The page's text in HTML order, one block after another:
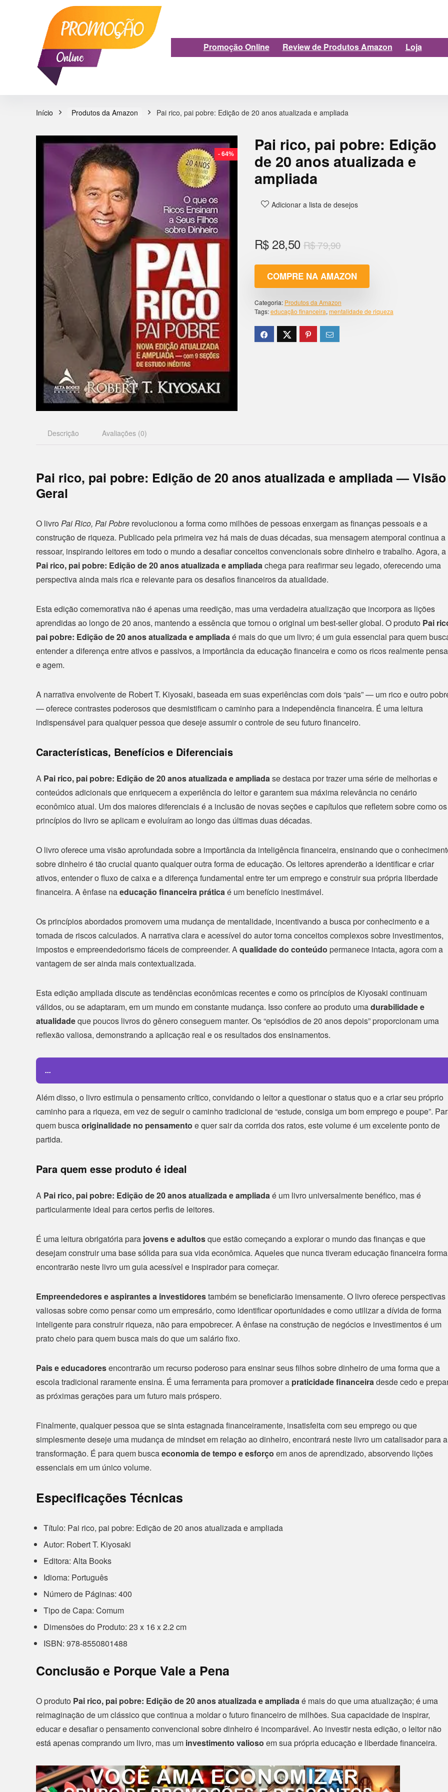
Promoção Online Review de Produtos Amazon Loja
Início Produtos da Amazon Pai rico, pai pobre: Edição de 20 anos atualizada e ampliada
- 64%
Pai rico, pai pobre: Edição
de 20 anos atualizada e
ampliada
Adicionar a lista de desejos
R$79,90
R$28,50
COMPRE NA AMAZON
Categoria: Produtos da Amazon
Tags:educação financeira, mentalidade de riqueza
Descrição Avaliações (0)
Pai rico, pai pobre: Edição de 20 anos atualizada e ampliada — Visão
Geral
O livro Pai Rico, Pai Pobre revolucionou a forma como milhões de pessoas enxergam as finanças pessoais e a
construção de riqueza. Publicado pela primeira vez há mais de duas décadas, sua mensagem atemporal continua a
ressoar, inspirando leitores em todo o mundo a desafiar conceitos convencionais sobre dinheiro e trabalho. Agora, a
Pai rico, pai pobre: Edição de 20 anos atualizada e ampliadachega para reafirmar seu legado, oferecendo uma
perspectiva ainda mais rica e relevante para os desafios financeiros da atualidade.
Esta edição comemorativa não é apenas uma reedição, mas uma verdadeira atualização que incorpora as lições
aprendidas ao longo de 20 anos, mantendo a essência que tornou o original um best-seller global. O produto Pai
pai pobre: Edição de 20 anos atualizada e ampliadaé mais do que um livro; é um guia essencial para quem
entender a diferença entre ativos e passivos, a importância da educação financeira e como os ricos realmente
e agem.
A narrativa envolvente de Robert T. Kiyosaki, baseada em suas experiências com dois “pais” — um rico e outro
— oferece contrastes poderosos que desmistificam o caminho para a independência financeira. É uma leitura
indispensável para qualquer pessoa que deseje assumir o controle de seu futuro financeiro.
Características, Benefícios e Diferenciais
A Pai rico, pai pobre: Edição de 20 anos atualizada e ampliadase destaca por trazer uma série de melhorias e
conteúdos adicionais que enriquecem a experiência do leitor e garantem sua máxima relevância no cenário
econômico atual. Um dos maiores diferenciais é a inclusão de novas seções e capítulos que refletem sobre como os
princípios do livro se aplicam e evoluíram ao longo das últimas duas décadas.
O livro oferece uma visão aprofundada sobre a importância da inteligência financeira, ensinando que o
sobre dinheiro é tão crucial quanto qualquer outra forma de educação. Os leitores aprenderão a identificar e criar
ativos, entender o fluxo de caixa e a diferença fundamental entre ter um emprego e construir sua própria liberdade
financeira. A ênfase naeducação financeira práticaé um benefício inestimável.
Os princípios abordados promovem uma mudança de mentalidade, incentivando a busca por conhecimento e a
tomada de riscos calculados. A narrativa clara e acessível do autor torna conceitos complexos sobre investimentos,
impostos e empreendedorismo fáceis de compreender. Aqualidade do conteúdo permanece intacta, agora com a
vantagem de ser ainda mais contextualizada.
Esta edição ampliada discute as tendências econômicas recentes e como os princípios de Kiyosaki continuam
válidos, ou se adaptaram, em um mundo em constante mudança. Isso confere ao produto umadurabilidade e
atualidadeque poucos livros do gênero conseguem manter. Os “episódios de 20 anos depois” proporcionam uma
reflexão valiosa, demonstrando a aplicação real e os resultados dos ensinamentos.
...
Além disso, o livro estimula o pensamento crítico, convidando o leitor a questionar o status quo e a criar seu próprio
caminho para a riqueza, em vez de seguir o caminho tradicional de “estude, consiga um bom emprego e poupe”.
quem buscaoriginalidade no pensamento e quer sair da corrida dos ratos, este volume é um excelente ponto de
partida.
Para quem esse produto é ideal
A Pai rico, pai pobre: Edição de 20 anos atualizada e ampliadaé um livro universalmente benéfico, mas é
particularmente ideal para certos perfis de leitores.
É uma leitura obrigatória para jovens e adultosque estão começando a explorar o mundo das finanças e que
desejam construir uma base sólida para sua vida econômica. Aqueles que nunca tiveram educação financeira
encontrarão neste livro um guia acessível e inspirador para começar.
Empreendedores e aspirantes a investidorestambém se beneficiarão imensamente. O livro oferece perspectivas
valiosas sobre como pensar como um empresário, como identificar oportunidades e como utilizar a dívida de forma
inteligente para construir riqueza, não para empobrecer. A ênfase na construção de negócios e investimentos é um
prato cheio para quem busca mais do que um salário fixo.
Pais e educadoresencontrarão um recurso poderoso para ensinar seus filhos sobre dinheiro de uma forma que a
escola tradicional raramente ensina. É uma ferramenta para promover a praticidade financeiradesde cedo e
as próximas gerações para um futuro mais próspero.
Finalmente, qualquer pessoa que se sinta estagnada financeiramente, insatisfeita com seu emprego ou que
simplesmente deseje uma mudança de mindset em relação ao dinheiro, encontrará neste livro um catalisador para a
transformação. É para quem buscaeconomia de tempo e esforço em anos de aprendizado, absorvendo lições
essenciais em um único volume.
Especificações Técnicas
Título: Pai rico, pai pobre: Edição de 20 anos atualizada e ampliada
Autor: Robert T. Kiyosaki
Editora: Alta Books
Idioma: Português
Número de Páginas: 400
Tipo de Capa: Comum
Dimensões do Produto: 23 x 16 x 2.2 cm
ISBN: 978-8550801488
Conclusão e Porque Vale a Pena
O produto Pai rico, pai pobre: Edição de 20 anos atualizada e ampliadaé mais do que uma atualização; é uma
reimaginação de um clássico que continua a moldar o futuro financeiro de milhões. Sua capacidade de inspirar,
educar e desafiar o pensamento convencional sobre dinheiro é incomparável. Ao investir nesta edição, o leitor não
está apenas comprando um livro, mas um investimento valioso em sua própria educação e liberdade financeira.